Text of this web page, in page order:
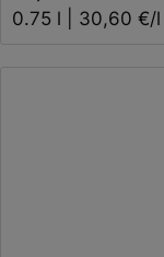
0.75 l | 30,60 €/l